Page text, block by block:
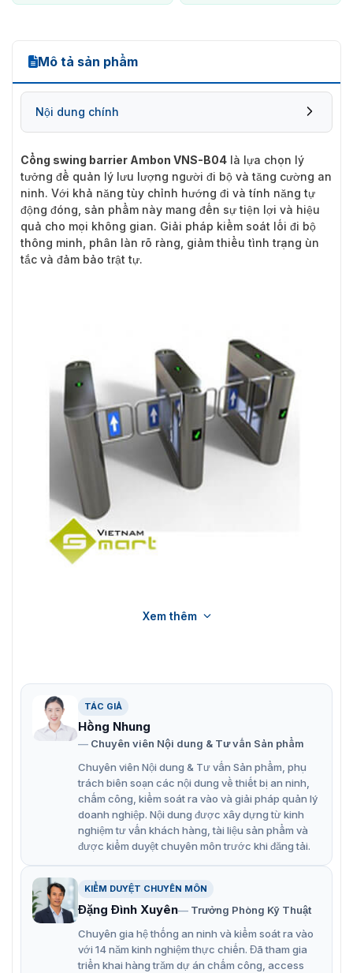
Mô tả sản phẩm
Nội dung chính
Cổng swing barrier Ambon VNS-B04 là lựa chọn lý
tưởng để quản lý lưu lượng người đi bộ và tăng cường an
ninh. Với khả năng tùy chỉnh hướng đi và tính năng tự
động đóng, sản phẩm này mang đến sự tiện lợi và hiệu
quả cho mọi không gian. Giải pháp kiểm soát lối đi bộ
thông minh, phân làn rõ ràng, giảm thiểu tình trạng ùn
tắc và đảm bảo trật tự.
Cửa tự động Swing Barrier VNS-B04
Ambon VNS-B04
VNS-B04 là một sản phẩm công nghệ tiên tiến, được tích
hợp8 tính năng nổi bật:
Kết nối đầu đọc thẻ thông minh: Cho phép kiểm soát
truy cập một cách dễ dàng, an toàn và hiệu quả.
Hoạt động hai chiều: Có thể sử dụng cho cả việc vào
và ra, linh hoạt ứng dụng trong nhiều trường hợp.
Đèn LED chỉ dẫn hướng đi: Hỗ trợ người đi bộ di
lẫn.
Chức năng tự động mở cửa khi mất điện: Đảm bảo an
toàn và thuận tiện trong trường hợp khẩn cấp.
Làn đi rộng rãi: Thiết kế với chiều rộng làn đi lên đến
Xem thêm
TÁC GIẢ
Hồng Nhung
Chuyên viên Nội dung & Tư vấn Sản phẩm
Chuyên viên Nội dung & Tư vấn Sản phẩm, phụ
trách biên soạn các nội dung về thiết bị an ninh,
chấm công, kiểm soát ra vào và giải pháp quản lý
doanh nghiệp. Nội dung được xây dựng từ kinh
nghiệm tư vấn khách hàng, tài liệu sản phẩm và
được kiểm duyệt chuyên môn trước khi đăng tải.
KIỂM DUYỆT CHUYÊN MÔN
Đặng Đình Xuyên
Trưởng Phòng Kỹ Thuật
Chuyên gia hệ thống an ninh và kiểm soát ra vào
với 14 năm kinh nghiệm thực chiến. Đã tham gia
triển khai hàng trăm dự án chấm công, access